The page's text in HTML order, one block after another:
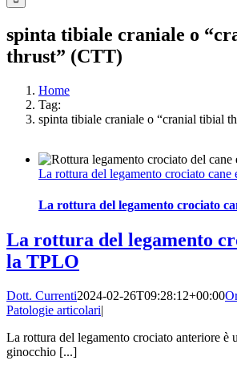
spinta tibiale craniale o
thrust” (CTT)
Home
Tag:
spinta tibiale craniale o “cranial tibial
La rottura del legamento crociato cane
La rottura del legamento crociato
La rottura del legamento
la TPLO
Dott. Currenti2024-02-26T09:28:12+00:00
Patologie articolari|
La rottura del legamento crociato anteriore è
ginocchio [...]